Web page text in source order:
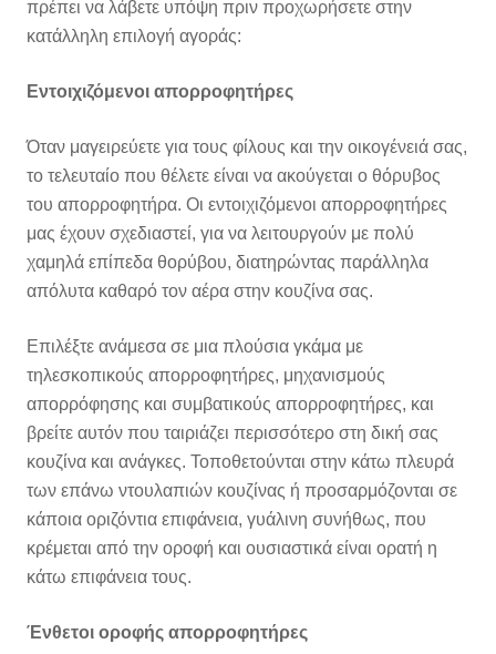
πρέπει να λάβετε υπόψη πριν προχωρήσετε στην
κατάλληλη επιλογή αγοράς:
Εντοιχιζόμενοι απορροφητήρες
Όταν μαγειρεύετε για τους φίλους και την οικογένειά σας,
το τελευταίο που θέλετε είναι να ακούγεται ο θόρυβος
του απορροφητήρα. Οι εντοιχιζόμενοι απορροφητήρες
μας έχουν σχεδιαστεί, για να λειτουργούν με πολύ
χαμηλά επίπεδα θορύβου, διατηρώντας παράλληλα
απόλυτα καθαρό τον αέρα στην κουζίνα σας.
Επιλέξτε ανάμεσα σε μια πλούσια γκάμα με
τηλεσκοπικούς απορροφητήρες, μηχανισμούς
απορρόφησης και συμβατικούς απορροφητήρες, και
βρείτε αυτόν που ταιριάζει περισσότερο στη δική σας
κουζίνα και ανάγκες. Τοποθετούνται στην κάτω πλευρά
των επάνω ντουλαπιών κουζίνας ή προσαρμόζονται σε
κάποια οριζόντια επιφάνεια, γυάλινη συνήθως, που
κρέμεται από την οροφή και ουσιαστικά είναι ορατή η
κάτω επιφάνεια τους.
Ένθετοι οροφής απορροφητήρες